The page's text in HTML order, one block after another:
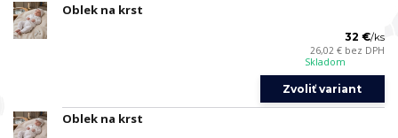
Oblek na krst
32 €/ks
26,02 € bez DPH
Skladom
Zvoliť variant
Oblek na krst